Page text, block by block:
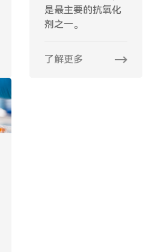
是最主要的抗氧化
剂之一。
了解更多